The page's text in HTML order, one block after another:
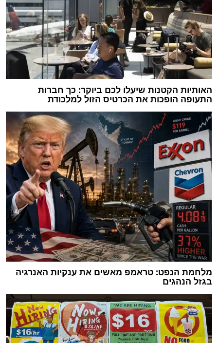
האותיות הקטנות שיעלו לכם ביוקר: כך חברות
התעופה הופכות את הכרטיס הזול למלכודת
מלחמת הנפט: טראמפ מאשים את ענקיות האנרגיה
בגזל הנהגים